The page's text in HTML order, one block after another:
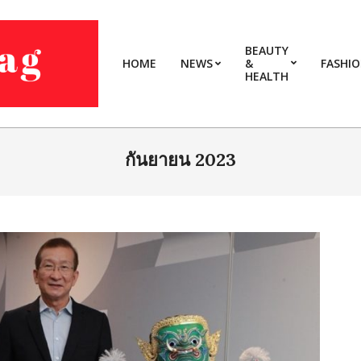
HOME NEWS
BEAUTY
&
HEALTH
กันยายน 2023